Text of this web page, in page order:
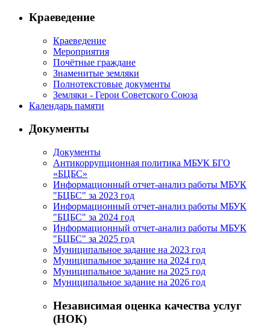
Краеведение
Краеведение
Мероприятия
Почётные граждане
Знаменитые земляки
Полнотекстовые документы
Земляки - Герои Советского Союза
Календарь памяти
Документы
Документы
Антикоррупционная политика МБУК БГО
«БЦБС»
Информационный отчет-анализ работы МБУК
"БЦБС" за 2023 год
Информационный отчет-анализ работы МБУК
"БЦБС" за 2024 год
Информационный отчет-анализ работы МБУК
"БЦБС" за 2025 год
Муниципальное задание на 2023 год
Муниципальное задание на 2024 год
Муниципальное задание на 2025 год
Муниципальное задание на 2026 год
Независимая оценка качества услуг
(НОК)